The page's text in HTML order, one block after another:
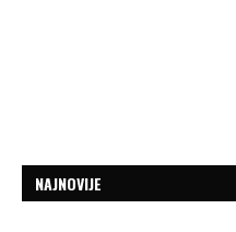
NAJNOVIJE